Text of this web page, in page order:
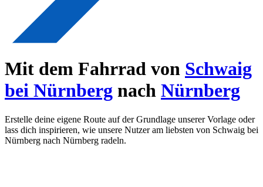
Mit dem Fahrrad von Schwaig
bei Nürnberg nach Nürnberg
Erstelle deine eigene Route auf der Grundlage unserer Vorlage oder
lass dich inspirieren, wie unsere Nutzer am liebsten von Schwaig bei
Nürnberg nach Nürnberg radeln.